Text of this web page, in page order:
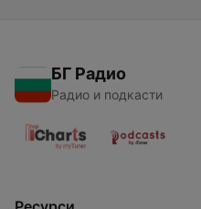
БГ Радио
Радио и подкасти